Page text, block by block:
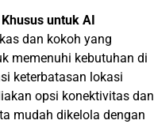
untuk AI
dan kokoh yang
memenuhi kebutuhan di
keterbatasan lokasi
opsi konektivitas dan
mudah dikelola dengan